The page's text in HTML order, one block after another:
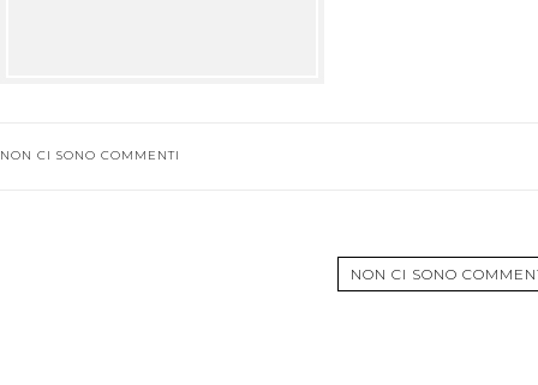
NON CI SONO COMMENTI
NON CI SONO